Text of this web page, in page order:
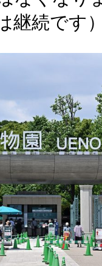
継続です